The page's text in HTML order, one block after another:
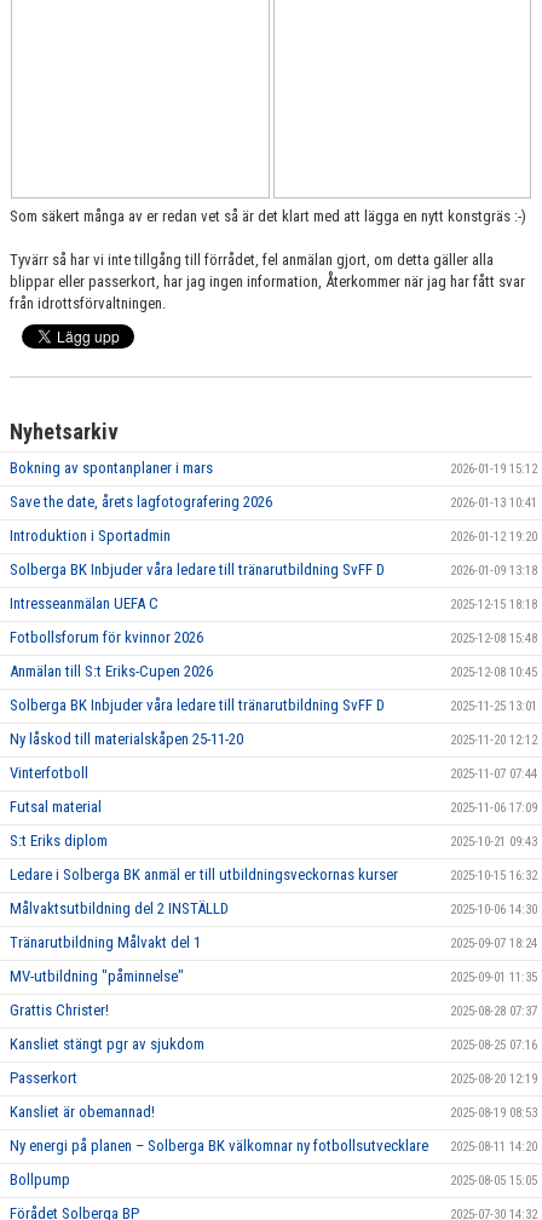
Som säkert många av er redan vet så är det klart med att lägga en nytt konstgräs :-)
Tyvärr så har vi inte tillgång till förrådet, fel anmälan gjort, om detta gäller alla
blippar eller passerkort, har jag ingen information, Återkommer när jag har fått svar
från idrottsförvaltningen.
Nyhetsarkiv
Bokning av spontanplaner i mars 2026-01-19 15:12
Save the date, årets lagfotografering 2026 2026-01-13 10:41
Introduktion i Sportadmin 2026-01-12 19:20
Solberga BK Inbjuder våra ledare till tränarutbildning SvFF D 2026-01-09 13:18
Intresseanmälan UEFA C 2025-12-15 18:18
Fotbollsforum för kvinnor 2026 2025-12-08 15:48
Anmälan till S:t Eriks-Cupen 2026 2025-12-08 10:45
Solberga BK Inbjuder våra ledare till tränarutbildning SvFF D 2025-11-25 13:01
Ny låskod till materialskåpen 25-11-20 2025-11-20 12:12
Vinterfotboll 2025-11-07 07:44
Futsal material 2025-11-06 17:09
S:t Eriks diplom 2025-10-21 09:43
Ledare i Solberga BK anmäl er till utbildningsveckornas kurser 2025-10-15 16:32
Målvaktsutbildning del 2 INSTÄLLD 2025-10-06 14:30
Tränarutbildning Målvakt del 1 2025-09-07 18:24
MV-utbildning "påminnelse" 2025-09-01 11:35
Grattis Christer! 2025-08-28 07:37
Kansliet stängt pgr av sjukdom 2025-08-25 07:16
Passerkort 2025-08-20 12:19
Kansliet är obemannad! 2025-08-19 08:53
Ny energi på planen – Solberga BK välkomnar ny fotbollsutvecklare 2025-08-11 14:20
Bollpump 2025-08-05 15:05
Förådet Solberga BP 2025-07-30 14:32